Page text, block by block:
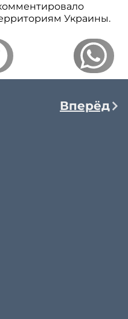
Украины.
Вперёд